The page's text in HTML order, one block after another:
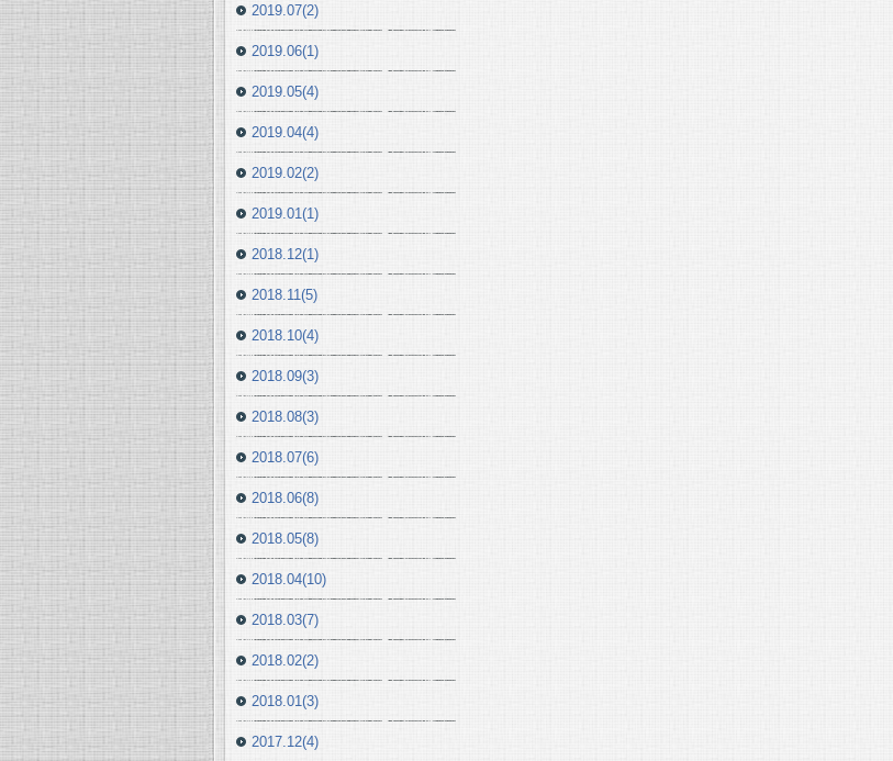
2019.07(2)
2019.06(1)
2019.05(4)
2019.04(4)
2019.02(2)
2019.01(1)
2018.12(1)
2018.11(5)
2018.10(4)
2018.09(3)
2018.08(3)
2018.07(6)
2018.06(8)
2018.05(8)
2018.04(10)
2018.03(7)
2018.02(2)
2018.01(3)
2017.12(4)